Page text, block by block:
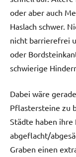
oder aber auch
Haslach schwer.
nicht barrierefrei
oder
schwierige
Dabei wäre
Pflastersteine zu
Städte haben
abgeflacht/
Graben einen